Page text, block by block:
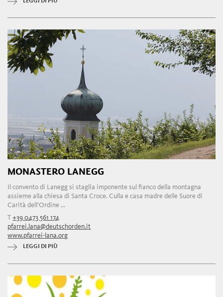
MONASTERO LANEGG
Il convento di Lanegg si staglia imponente sul fianco della montagna
assieme alla chiesa di Santa Croce. Culla e casa madre delle Suore di
Carità dell'Ordine ...
T+39 0473 561 174
pfarrei.lana@deutschorden.it
www.pfarrei-lana.org
LEGGI DI PIÙ